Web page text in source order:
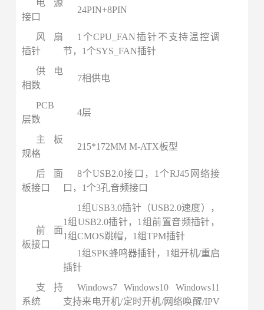
电源
接口
24PIN+8PIN
风扇
插针
1个CPU_FAN插针不支持温控调
节，1个SYS_FAN插针
供电
相数
7相供电
PCB
层数
4层
主板
规格
215*172MM M-ATX板型
后面
板接口
8个USB2.0接口，1个RJ45网络接
口，1个3孔音频接口
前面
板接口
1组USB3.0插针（USB2.0速度），
1组USB2.0插针，1组前置音频插针，
1组CMOS跳帽，1组TPM插针
1组SPK蜂鸣器插针，1组开机/重启
插针
支持
系统
Windows7 Windows10 Windows11
支持来电开机/定时开机/网络唤醒/IPV